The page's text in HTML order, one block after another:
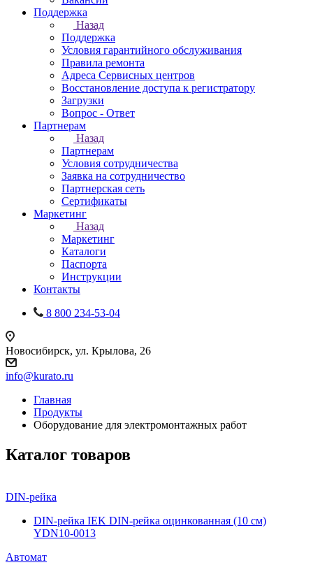
Поддержка
Назад
Поддержка
Условия гарантийного обслуживания
Правила ремонта
Адреса Сервисных центров
Восстановление доступа к регистратору
Загрузки
Вопрос - Ответ
Партнерам
Назад
Партнерам
Условия сотрудничества
Заявка на сотрудничество
Партнерская сеть
Сертификаты
Маркетинг
Назад
Маркетинг
Каталоги
Паспорта
Инструкции
Контакты
8 800 234-53-04
Новосибирск, ул. Крылова, 26
info@kurato.ru
Главная
Продукты
Оборудование для электромонтажных работ
Каталог товаров
DIN-рейка
DIN-рейка IEK DIN-рейка оцинкованная (10 см)
YDN10-0013
Автомат